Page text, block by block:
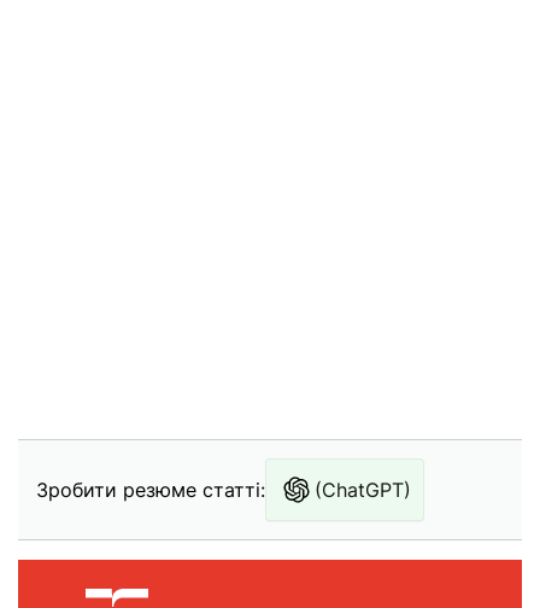
Зробити резюме статті: (ChatGPT)